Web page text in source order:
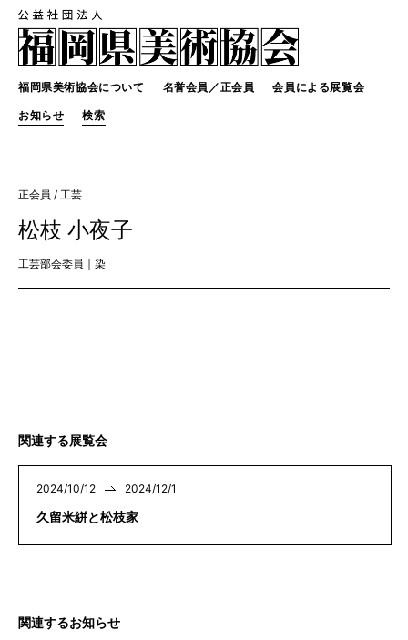
福岡県美術協会について 名誉会員／正会員 会員による展覧会
お知らせ 検索
正会員 / 工芸
松枝 小夜子
工芸部会委員｜染
関連する展覧会
2024/10/12 2024/12/1
久留米絣と松枝家
関連するお知らせ